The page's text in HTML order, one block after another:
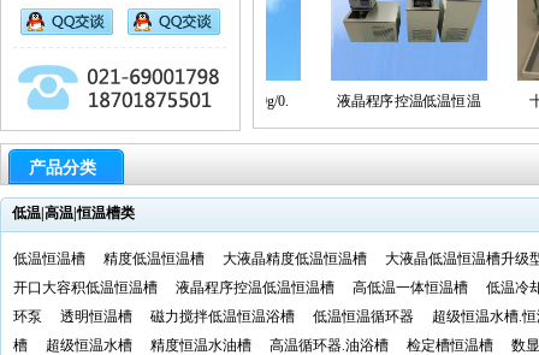
生物显微镜 电子分析天平/120g/0. 液晶程序控温低温恒温 十
产品分类
低温|高温|恒温槽类
低温恒温槽 精度低温恒温槽 大液晶精度低温恒温槽
大液晶低温恒温槽升级
开口大容积低温恒温槽
液晶程序控温低温恒温槽 高低温一体恒温槽
低温冷
环泵
透明恒温槽 磁力搅拌低温恒温浴槽 低温恒温循环器
超级恒温水槽.
槽
超级恒温水槽 精度恒温水油槽 高温循环器.油浴槽 检定槽恒温槽
数